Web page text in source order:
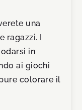
una
ragazzi. I
in
ai giochi
colorare il